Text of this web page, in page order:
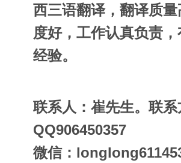
西三语翻译，翻译质
度好，工作认真负责
经验。
联系人：崔先生。联系
QQ906450357
微信：